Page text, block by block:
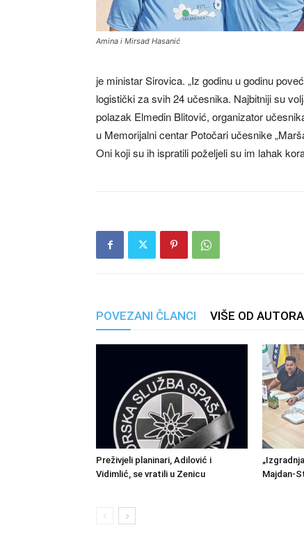
Amina i Mirsad Hasanić
je ministar Sirovica. „Iz godinu u godinu
logistički za svih 24 učesnika. Najbitniji su
polazak Elmedin Blitović, organizator
u Memorijalni centar Potočari učesnike
Oni koji su ih ispratili poželjeli su im lahak
POVEZANI ČLANCI VIŠE OD AUTORA
Preživjeli planinari, Adilović i
Vidimlić, se vratili u Zenicu
Majdan-